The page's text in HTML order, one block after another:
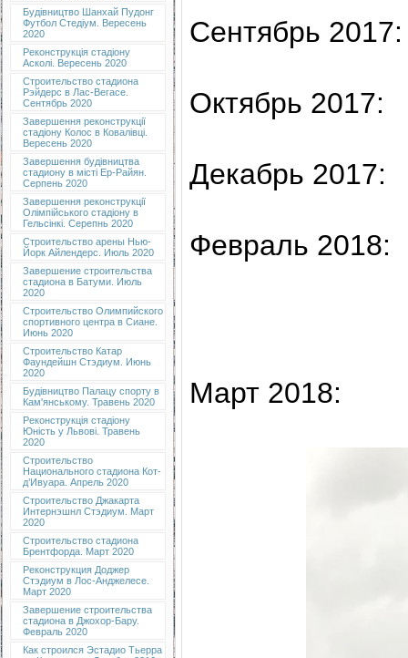
Будівництво Шанхай Пудонг
Футбол Стедіум. Вересень
2020
Реконструкція стадіону
Асколі. Вересень 2020
Строительство стадиона
Рэйдерс в Лас-Вегасе.
Сентябрь 2020
Завершення реконструкції
стадіону Колос в Ковалівці.
Вересень 2020
Завершення будівництва
стадиону в місті Ер-Райян.
Серпень 2020
Завершення реконструкції
Олімпійського стадіону в
Гельсінкі. Серепнь 2020
Строительство арены Нью-
Йорк Айлендерс. Июль 2020
Завершение строительства
стадиона в Батуми. Июль
2020
Строительство Олимпийского
спортивного центра в Сиане.
Июнь 2020
Строительство Катар
Фаундейшн Стэдиум. Июнь
2020
Будівництво Палацу спорту в
Кам'янському. Травень 2020
Реконструкція стадіону
Юність у Львові. Травень
2020
Строительство
Национального стадиона Кот-
д’Ивуара. Апрель 2020
Строительство Джакарта
Интернэшнл Стэдиум. Март
2020
Строительство стадиона
Брентфорда. Март 2020
Реконструкция Доджер
Стэдиум в Лос-Анджелесе.
Март 2020
Завершение строительства
стадиона в Джохор-Бару.
Февраль 2020
Как строился Эстадио Тьерра
Сентябрь 2017:
Октябрь 2017:
Декабрь 2017:
Февраль 2018:
Март 2018: